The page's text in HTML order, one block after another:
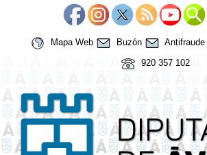
Mapa Web Buzón Antifraude
920 357 102